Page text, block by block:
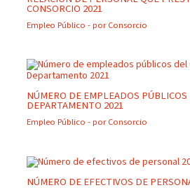
CONSORCIO 2021
Empleo Público - por Consorcio
NÚMERO DE EMPLEADOS
DEPARTAMENTO 2021
Empleo Público - por Consorcio
NÚMERO DE EFECTIVOS DE